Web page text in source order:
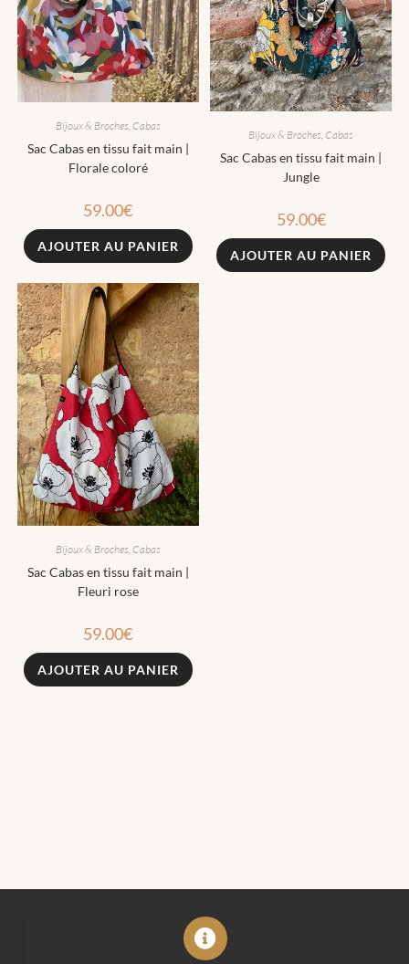
Bijoux & Broches, Cabas
Sac Cabas en tissu fait main |
Florale coloré
59.00€
AJOUTER AU PANIER
Bijoux & Broches Cabas
Sac Cabas en tissu fait main |
Jungle
59.00€
AJOUTER AU PANIER
Bijoux & Broches Cabas
Sac Cabas en tissu fait main |
Fleuri rose
59.00€
AJOUTER AU PANIER